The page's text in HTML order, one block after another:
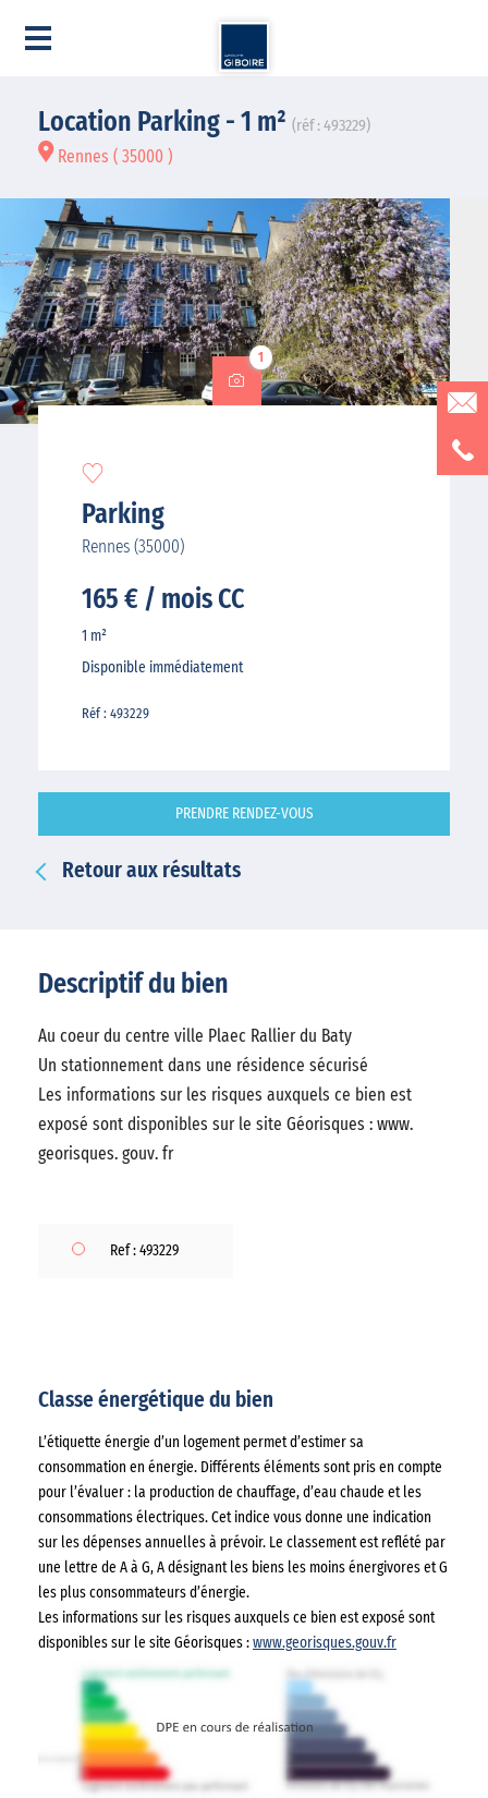
Location Parking - 1 m² (réf : 493229)
Rennes ( 35000 )
1
Parking
Rennes (35000)
165 € / mois CC
1 m²
Disponible immédiatement
Réf : 493229
PRENDRE RENDEZ-VOUS
Retour aux résultats
Descriptif du bien
Au coeur du centre ville Plaec Rallier du Baty
Un stationnement dans une résidence sécurisé
Les informations sur les risques auxquels ce bien est
exposé sont disponibles sur le site Géorisques : www.
georisques. gouv. fr
Ref : 493229
Classe énergétique du bien
L’étiquette énergie d’un logement permet d’estimer sa
consommation en énergie. Différents éléments sont pris en compte
pour l’évaluer : la production de chauffage, d’eau chaude et les
consommations électriques. Cet indice vous donne une indication
sur les dépenses annuelles à prévoir. Le classement est reflété par
une lettre de A à G, A désignant les biens les moins énergivores et G
les plus consommateurs d’énergie.
Les informations sur les risques auxquels ce bien est exposé sont
disponibles sur le site Géorisques : www.georisques.gouv.fr